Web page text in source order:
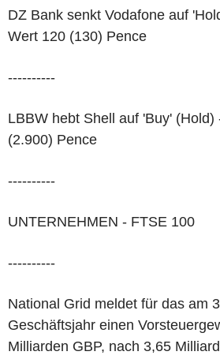
DZ Bank senkt Vodafone auf
Wert 120 (130) Pence
----------
LBBW hebt Shell auf 'Buy' (Hold)
(2.900) Pence
----------
UNTERNEHMEN - FTSE 100
----------
National Grid meldet für das am
Geschäftsjahr einen
Milliarden GBP, nach 3,65